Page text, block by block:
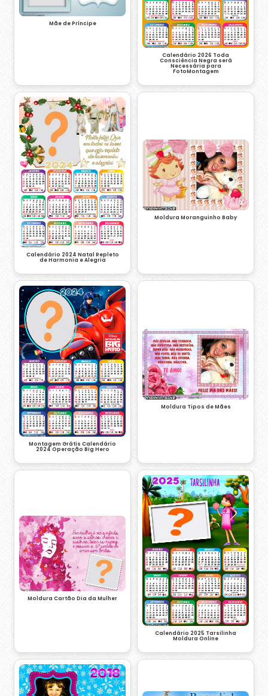
Mãe de Príncipe
Calendário 2026 Toda
Consciência Negra será
Necessária para
FotoMontagem
Calendário 2024 Natal Repleto
de Harmonia e Alegria
Moldura Moranguinho Baby
Montagem Grátis Calendário
2024 Operação Big Hero
Moldura Tipos de Mães
Moldura Cartão Dia da Mulher
Calendário 2025 Tarsilinha
Moldura Online